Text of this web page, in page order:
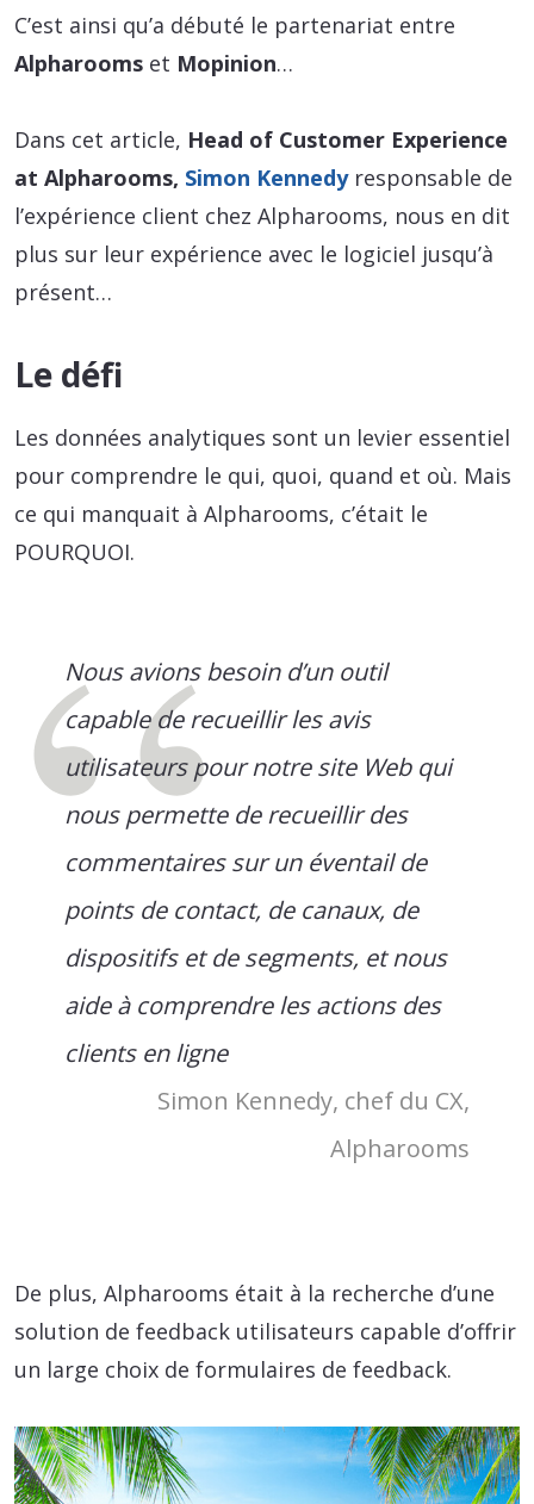
C’est ainsi qu’a débuté le partenariat entre
Alpharooms et Mopinion…
Dans cet article, Head of Customer Experience
at Alpharooms, Simon Kennedyresponsable de
l’expérience client chez Alpharooms, nous en dit
plus sur leur expérience avec le logiciel jusqu’à
présent…
Le défi
Les données analytiques sont un levier essentiel
pour comprendre le qui, quoi, quand et où. Mais
ce qui manquait à Alpharooms, c’était le
POURQUOI.
Nous avions besoin d’un outil
capable de recueillir les avis
utilisateurs pour notre site Web qui
nous permette de recueillir des
commentaires sur un éventail de
points de contact, de canaux, de
dispositifs et de segments, et nous
aide à comprendre les actions des
clients en ligne
Simon Kennedy, chef du CX,
Alpharooms
De plus, Alpharooms était à la recherche d’une
solution de feedback utilisateurs capable d’offrir
un large choix de formulaires de feedback.